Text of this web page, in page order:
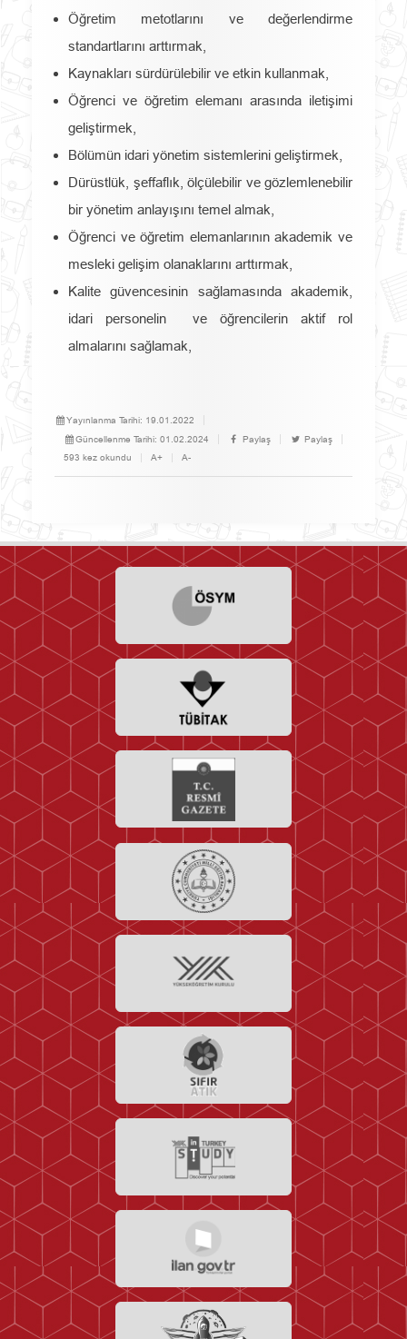
Öğretim metotlarını ve değerlendirme
standartlarını arttırmak,
Kaynakları sürdürülebilir ve etkin kullanmak,
Öğrenci ve öğretim elemanı arasında iletişimi
geliştirmek,
Bölümün idari yönetim sistemlerini geliştirmek,
Dürüstlük, şeffaflık, ölçülebilir ve gözlemlenebilir
bir yönetim anlayışını temel almak,
Öğrenci ve öğretim elemanlarının akademik ve
mesleki gelişim olanaklarını arttırmak,
Kalite güvencesinin sağlamasında akademik,
idari personelin ve öğrencilerin aktif rol
almalarını sağlamak,
Yayınlanma Tarihi: 19.01.2022
Güncellenme Tarihi: 01.02.2024 Paylaş
Paylaş
593 kez okundu
A+ A-